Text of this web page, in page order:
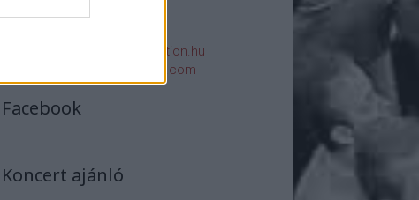
rsszerk@rockstation.hu
rsszerk@gmail.com
Facebook
Koncert ajánló